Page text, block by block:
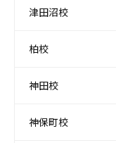
津田沼校
柏校
神田校
神保町校